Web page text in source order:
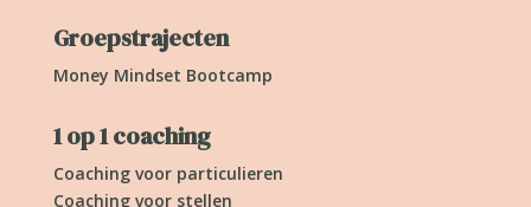
Groepstrajecten
Money Mindset Bootcamp
1 op 1 coaching
Coaching voor particulieren
Coaching voor stellen